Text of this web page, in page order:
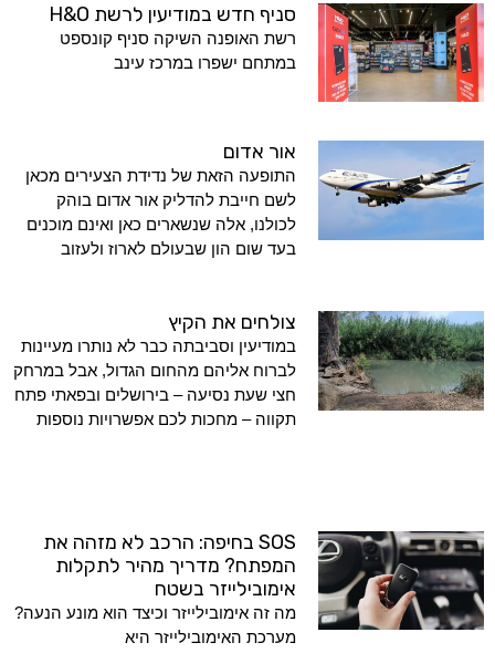
סניף חדש במודיעין לרשת H&O
רשת האופנה השיקה סניף קונספט
במתחם ישפרו במרכז עינב
אור אדום
התופעה הזאת של נדידת הצעירים מכאן
לשם חייבת להדליק אור אדום בוהק
לכולנו, אלה שנשארים כאן ואינם מוכנים
בעד שום הון שבעולם לארוז ולעזוב
צולחים את הקיץ
במודיעין וסביבתה כבר לא נותרו מעיינות
לברוח אליהם מהחום הגדול, אבל במרחק
חצי שעת נסיעה – בירושלים ובפאתי פתח
תקווה – מחכות לכם אפשרויות נוספות
SOS בחיפה: הרכב לא מזהה את
המפתח? מדריך מהיר לתקלות
אימובילייזר בשטח
מה זה אימובילייזר וכיצד הוא מונע הנעה?
מערכת האימובילייזר היא